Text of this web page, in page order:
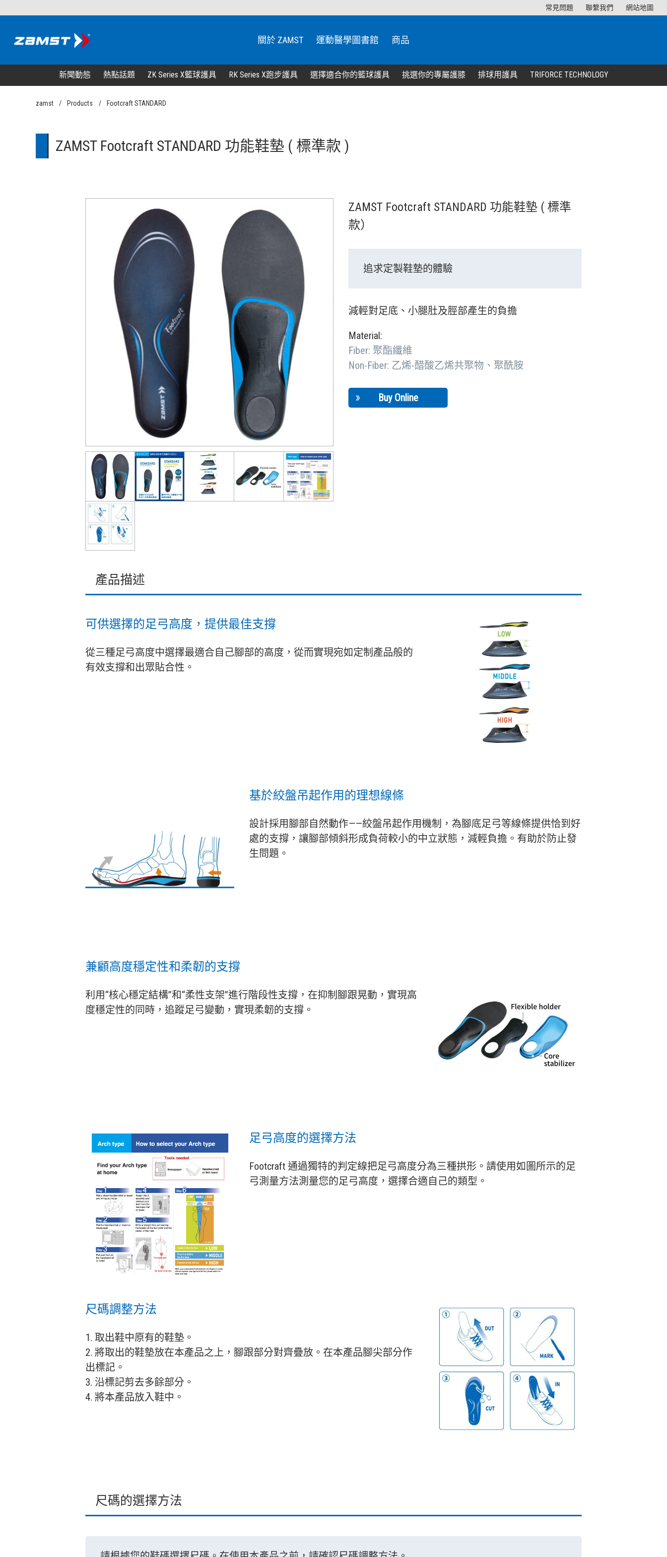
常見問題 聯繫我們 網站地圖
關於 ZAMST 運動醫學圖書館 商品
新聞動態 熱點話題 ZK Series X籃球護具 RK Series X跑步護具 選擇適合你的籃球護具 挑選你的專屬護膝 排球用護具 TRIFORCE TECHNOLOGY
zamst Products Footcraft STANDARD
ZAMST Footcraft STANDARD 功能鞋墊 ( 標準款 )
ZAMST Footcraft STANDARD 功能鞋墊 ( 標準
款）
追求定製鞋墊的體驗
減輕對足底、小腿肚及脛部產生的負擔
Material:
Fiber: 聚酯纖維
Non-Fiber: 乙烯-醋酸乙烯共聚物、聚酰胺
Buy Online
產品描述
可供選擇的足弓高度，提供最佳支撐
從三種足弓高度中選擇最適合自己腳部的高度，從而實現宛如定制產品般的
有效支撐和出眾貼合性。
基於絞盤吊起作用的理想線條
設計採用腳部自然動作——絞盤吊起作用機制，為腳底足弓等線條提供恰到好
處的支撐，讓腳部傾斜形成負荷較小的中立狀態，減輕負擔。有助於防止發
生問題。
兼顧高度穩定性和柔韌的支撐
利用“核心穩定結構”和“柔性支架”進行階段性支撐，在抑制腳跟晃動，實現高
度穩定性的同時，追蹤足弓變動，實現柔韌的支撐。
足弓高度的選擇方法
Footcraft 通過獨特的判定線把足弓高度分為三種拱形。請使用如圖所示的足
弓測量方法測量您的足弓高度，選擇合適自己的類型。
尺碼調整方法
1. 取出鞋中原有的鞋墊。
2. 將取出的鞋墊放在本產品之上，腳跟部分對齊疊放。在本產品腳尖部分作
出標記。
3. 沿標記剪去多餘部分。
4. 將本產品放入鞋中。
尺碼的選擇方法